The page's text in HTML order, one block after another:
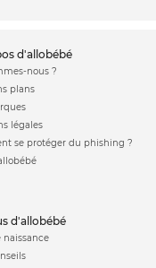
d'allobébé
nous ?
plans
légales
se protéger du phishing ?
d'allobébé
naissance